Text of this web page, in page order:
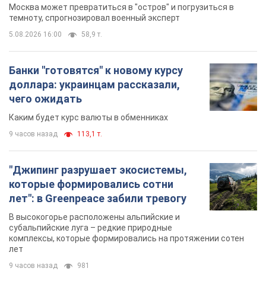
Москва может превратиться в "остров" и погрузиться в
темноту, спрогнозировал военный эксперт
5.08.2026 16:00 58,9 т.
Банки "готовятся" к новому курсу
доллара: украинцам рассказали,
чего ожидать
Каким будет курс валюты в обменниках
9 часов назад 113,1 т.
"Джипинг разрушает экосистемы,
которые формировались сотни
лет": в Greenpeace забили тревогу
В высокогорье расположены альпийские и
субальпийские луга – редкие природные
комплексы, которые формировались на протяжении сотен
лет
9 часов назад 981